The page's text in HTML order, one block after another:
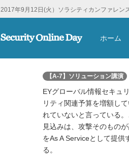
2017年9月12日(火）ソラシティカンファレン
ホーム
【A-7】ソリューション講演
EYグローバル情報セキュ
リティ関連予算を増額し
れていないと言っている
見込みは、攻撃そのもの
をAs A Serviceとして提供
る。